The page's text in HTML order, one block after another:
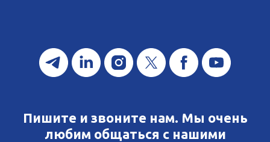
Пишите и звоните нам. Мы очень
любим общаться с нашими